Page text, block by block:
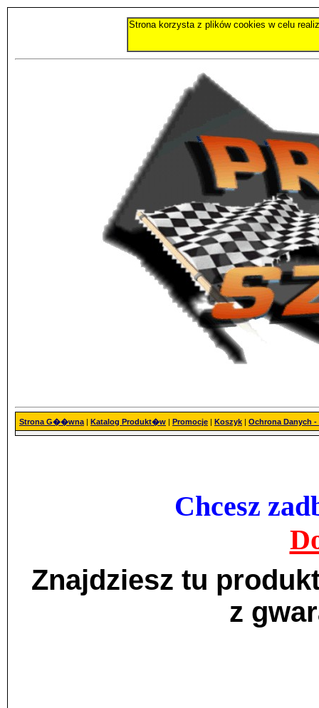
Strona korzysta z plików cookies w celu
Strona G��wna | Katalog Produkt�w | Promocje | Koszyk | Ochrona Danych -
Chcesz
Znajdziesz tu
z